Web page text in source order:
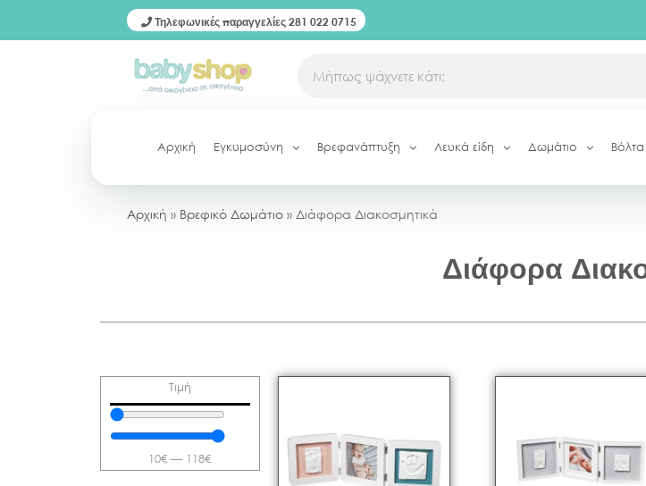
Τηλεφωνικές παραγγελίες 281 022 0715
Αρχική Εγκυμοσύνη Βρεφανάπτυξη Λευκά είδη Δωμάτιο Βόλτα
Αρχική » Βρεφικό Δωμάτιο » Διάφορα Διακοσμητικά
Διάφορα
Τιμή
10€ — 118€